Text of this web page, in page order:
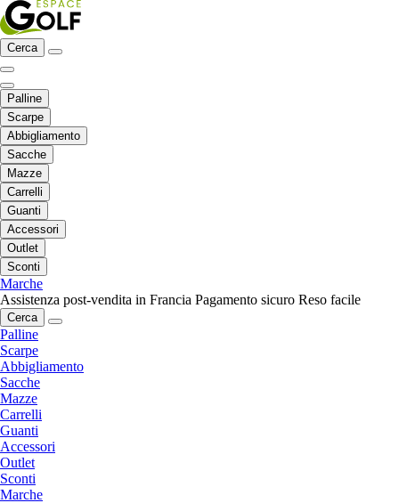
Cerca
Palline
Scarpe
Abbigliamento
Sacche
Mazze
Carrelli
Guanti
Accessori
Outlet
Sconti
Marche
Assistenza post-vendita in Francia Pagamento sicuro Reso facile
Cerca
Palline
Scarpe
Abbigliamento
Sacche
Mazze
Carrelli
Guanti
Accessori
Outlet
Sconti
Marche